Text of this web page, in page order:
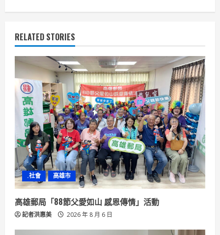
n
u
e
R
e
d
i
n
g
RELATED STORIES
.社會 高雄市
高雄郵局「88節父愛如山 感恩傳情」活動
記者洪惠美 2026 年 8 月 6 日